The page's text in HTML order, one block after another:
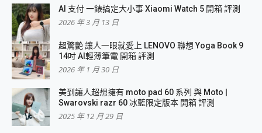
AI 支付 一錶搞定大小事 Xiaomi Watch 5 開箱 評測
2026 年 3 月 13 日
超驚艷 讓人一眼就愛上 LENOVO 聯想 Yoga Book 9
14吋 AI輕薄筆電 開箱 評測
2026 年 1 月 30 日
美到讓人超想擁有 moto pad 60 系列 與 Moto |
Swarovski razr 60 冰藍限定版本 開箱 評測
2025 年 12 月 29 日